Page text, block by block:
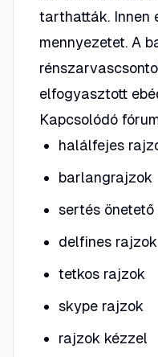
tarthatták. Innen
mennyezetet. A
elfogyasztott
Kapcsolódó
halálfejes
barlangrajzok
sertés önetető
delfines rajzok
tetkos rajzok
skype rajzok
rajzok kézzel